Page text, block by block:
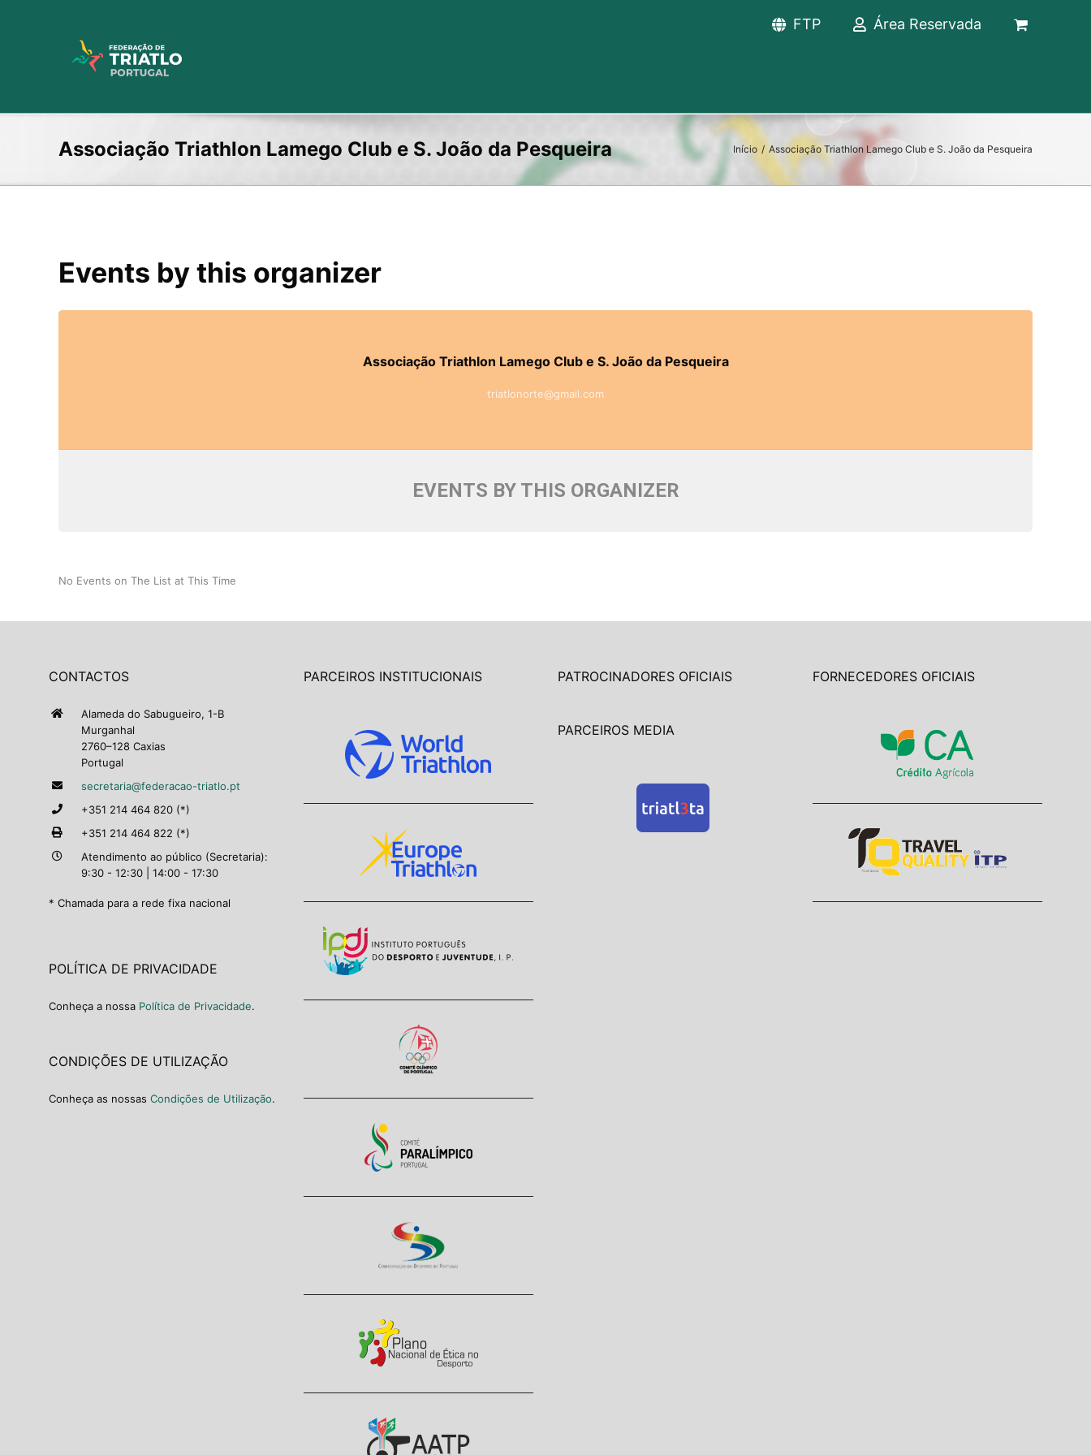
FTP Área Reservada
Associação Triathlon Lamego Club e S. João da Pesqueira Início / Associação Triathlon Lamego Club e S. João da Pesqueira
Events by this organizer
Associação Triathlon Lamego Club e S. João da Pesqueira
triatlonorte@gmail.com
EVENTS BY THIS ORGANIZER
No Events on The List at This Time
CONTACTOS
Alameda do Sabugueiro, 1-B
Murganhal
2760–128 Caxias
Portugal
secretaria@federacao-triatlo.pt
+351 214 464 820 (*)
+351 214 464 822 (*)
Atendimento ao público (Secretaria):
9:30 - 12:30 | 14:00 - 17:30
* Chamada para a rede fixa nacional
POLÍTICA DE PRIVACIDADE
Conheça a nossa Política de Privacidade.
CONDIÇÕES DE UTILIZAÇÃO
Conheça as nossas Condições de Utilização.
PARCEIROS INSTITUCIONAIS PATROCINADORES OFICIAIS
PARCEIROS MEDIA
FORNECEDORES OFICIAIS